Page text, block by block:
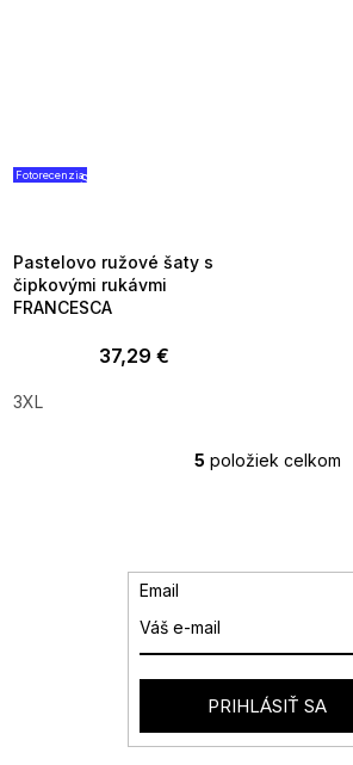
FotorecenziaSUMMER SALE -35% ?
Pastelovo ružové šaty s
čipkovými rukávmi
FRANCESCA
37,29 €
3XL
O
e
p
r
v
k
5 položiek celkom
Email
PRIHLÁSIŤ SA